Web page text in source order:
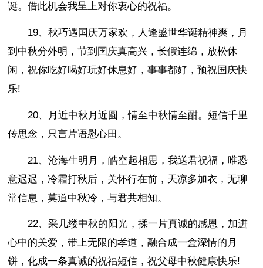
诞。借此机会我呈上对你衷心的祝福。
19、秋巧遇国庆万家欢，人逢盛世华诞精神爽，月
到中秋分外明，节到国庆真高兴，长假连绵，放松休
闲，祝你吃好喝好玩好休息好，事事都好，预祝国庆快
乐!
20、月近中秋月近圆，情至中秋情至酣。短信千里
传思念，只言片语慰心田。
21、沧海生明月，皓空起相思，我送君祝福，唯恐
意迟迟，冷霜打秋后，关怀行在前，天凉多加衣，无聊
常信息，莫道中秋冷，与君共相知。
22、采几缕中秋的阳光，揉一片真诚的感恩，加进
心中的关爱，带上无限的孝道，融合成一盒深情的月
饼，化成一条真诚的祝福短信，祝父母中秋健康快乐!